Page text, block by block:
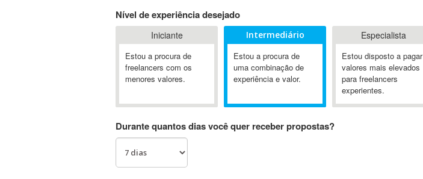
3GSM
4D Dimension
802.11
A&P
A-GPS
Ab Initio
Nível de experiência desejado
Iniciante
Estou a procura de
freelancers com os
menores valores.
Intermediário
Estou a procura de
uma combinação de
experiência e valor.
Especialista
Estou disposto a pagar
valores mais elevados
para freelancers
experientes.
Durante quantos dias você quer receber propostas?